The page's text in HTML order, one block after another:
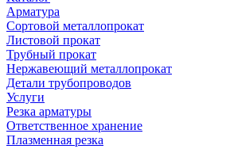
Арматура
Сортовой металлопрокат
Листовой прокат
Трубный прокат
Нержавеющий металлопрокат
Детали трубопроводов
Услуги
Резка арматуры
Ответственное хранение
Плазменная резка